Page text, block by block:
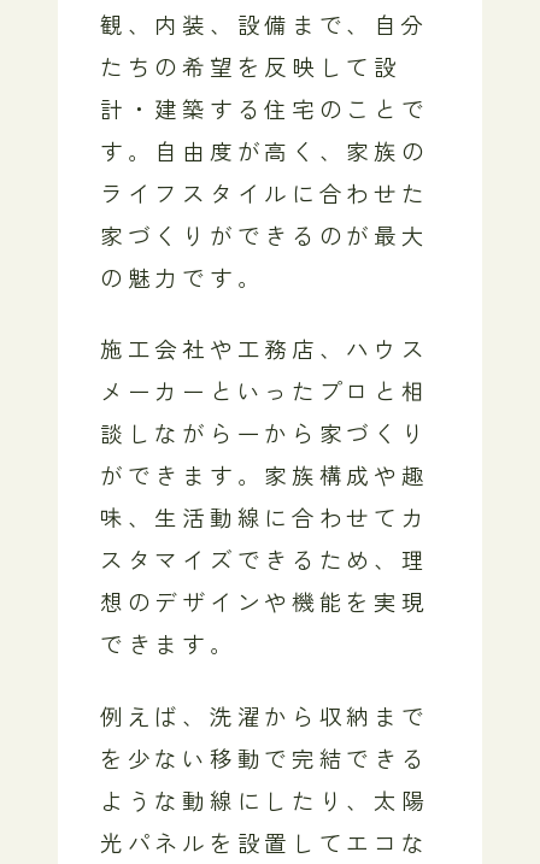
観、内装、設備まで、自分
たちの希望を反映して設
計・建築する住宅のことで
す。自由度が高く、家族の
ライフスタイルに合わせた
家づくりができるのが最大
の魅力です。
施工会社や工務店、ハウス
メーカーといったプロと相
談しながら一から家づくり
ができます。家族構成や趣
味、生活動線に合わせてカ
スタマイズできるため、理
想のデザインや機能を実現
できます。
例えば、洗濯から収納まで
を少ない移動で完結できる
ような動線にしたり、太陽
光パネルを設置してエコな